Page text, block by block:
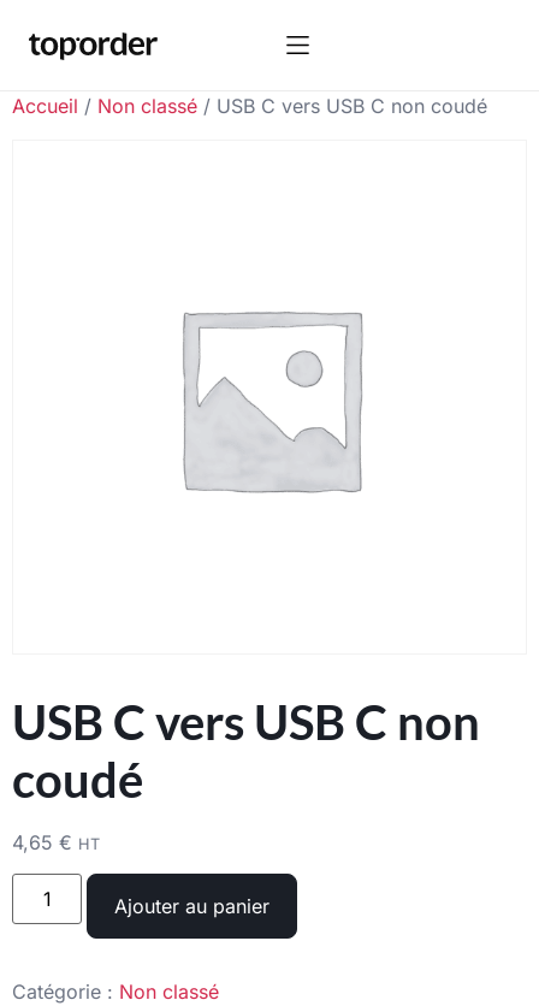
Accueil / Non classé / USB C vers USB C non coudé
USB C vers USB C non
coudé
4,65 € HT
Ajouter au panier
Catégorie : Non classé